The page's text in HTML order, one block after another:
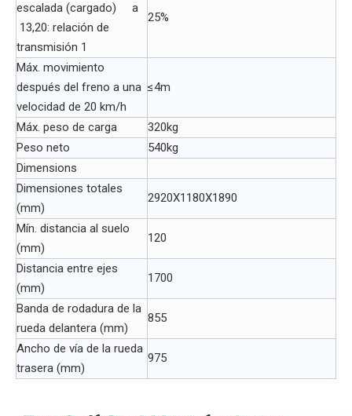
escalada (cargado) a
13,20: relación de
transmisión 1
25%
Máx. movimiento
después del freno a una
velocidad de 20 km/h
≤4m
Máx. peso de carga
320kg
Peso neto
540kg
Dimensions
Dimensiones totales
(mm)
2920X1180X1890
Mín. distancia al suelo
(mm)
120
Distancia entre ejes
(mm)
1700
Banda de rodadura de la
rueda delantera (mm)
855
Ancho de vía de la rueda
trasera (mm)
975